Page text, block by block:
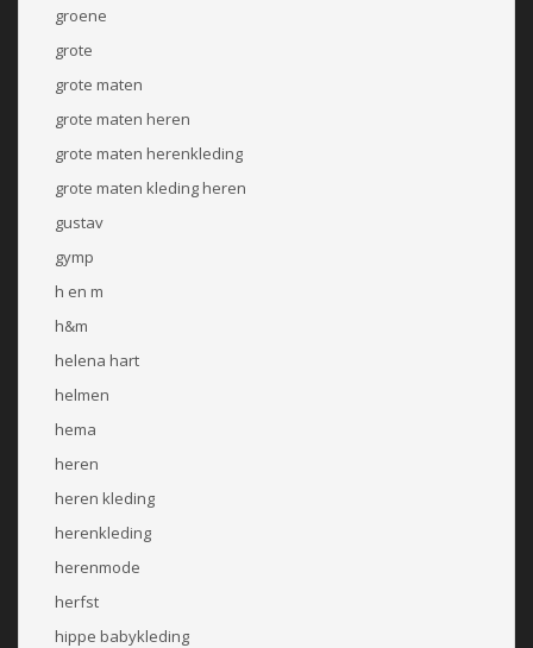
groene
grote
grote maten
grote maten heren
grote maten herenkleding
grote maten kleding heren
gustav
gymp
h en m
h&m
helena hart
helmen
hema
heren
heren kleding
herenkleding
herenmode
herfst
hippe babykleding